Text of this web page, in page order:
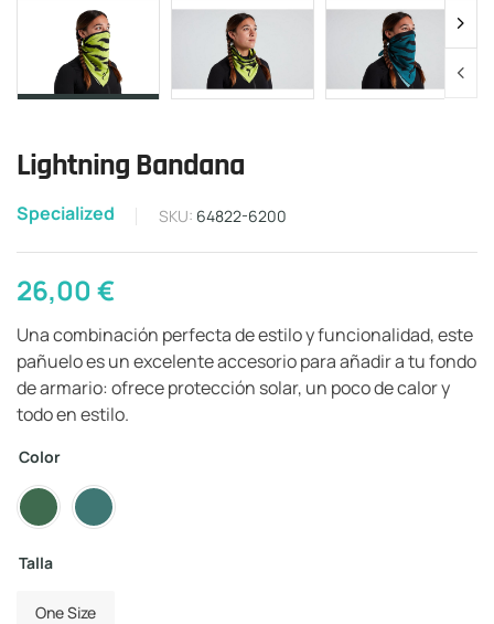
Lightning Bandana
Specialized SKU: 64822-6200
26,00€
Una combinación perfecta de estilo y funcionalidad, este
pañuelo es un excelente accesorio para añadir a tu fondo
de armario: ofrece protección solar, un poco de calor y
todo en estilo.
Color
Talla
One Size